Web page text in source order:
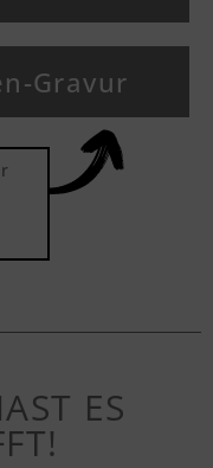
Gravur
ES